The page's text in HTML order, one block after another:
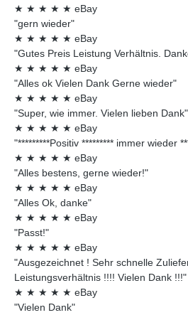
★ ★ ★ ★ ★ eBay
"gern wieder"
★ ★ ★ ★ ★ eBay
"Gutes Preis Leistung Verhältnis.
★ ★ ★ ★ ★ eBay
"Alles ok Vielen Dank Gerne wieder"
★ ★ ★ ★ ★ eBay
"Super, wie immer. Vielen lieben Dank"
★ ★ ★ ★ ★ eBay
"*********Positiv ********* immer wieder
★ ★ ★ ★ ★ eBay
"Alles bestens, gerne wieder!"
★ ★ ★ ★ ★ eBay
"Alles Ok, danke"
★ ★ ★ ★ ★ eBay
"Passt!"
★ ★ ★ ★ ★ eBay
"Ausgezeichnet ! Sehr schnelle
Leistungsverhältnis !!!! Vielen Dank !!!"
★ ★ ★ ★ ★ eBay
"Vielen Dank"